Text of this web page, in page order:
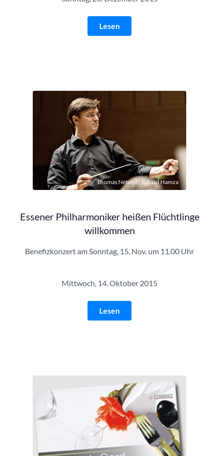
Lesen
Thomas Netopil | © Saad Hamza
Essener Philharmoniker heißen Flüchtlinge
willkommen
Benefizkonzert am Sonntag, 15. Nov. um 11.00 Uhr
Mittwoch, 14. Oktober 2015
Lesen